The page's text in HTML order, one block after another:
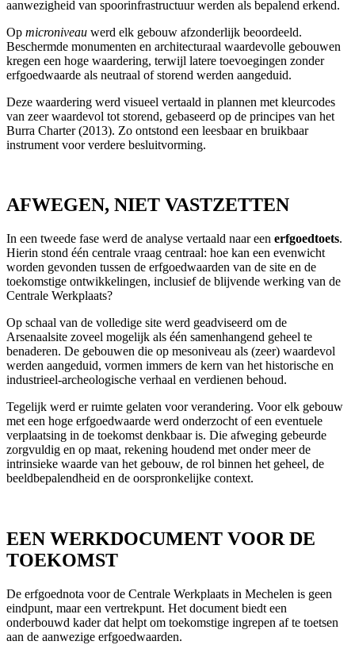
aanwezigheid van spoorinfrastructuur werden als bepalend erkend.
Op microniveau werd elk gebouw afzonderlijk beoordeeld.
Beschermde monumenten en architecturaal waardevolle gebouwen
kregen een hoge waardering, terwijl latere toevoegingen zonder
erfgoedwaarde als neutraal of storend werden aangeduid.
Deze waardering werd visueel vertaald in plannen met kleurcodes
van zeer waardevol tot storend, gebaseerd op de principes van het
Burra Charter (2013). Zo ontstond een leesbaar en bruikbaar
instrument voor verdere besluitvorming.
AFWEGEN, NIET VASTZETTEN
In een tweede fase werd de analyse vertaald naar een erfgoedtoets.
Hierin stond één centrale vraag centraal: hoe kan een evenwicht
worden gevonden tussen de erfgoedwaarden van de site en de
toekomstige ontwikkelingen, inclusief de blijvende werking van de
Centrale Werkplaats?
Op schaal van de volledige site werd geadviseerd om de
Arsenaalsite zoveel mogelijk als één samenhangend geheel te
benaderen. De gebouwen die op mesoniveau als (zeer) waardevol
werden aangeduid, vormen immers de kern van het historische en
industrieel-archeologische verhaal en verdienen behoud.
Tegelijk werd er ruimte gelaten voor verandering. Voor elk gebouw
met een hoge erfgoedwaarde werd onderzocht of een eventuele
verplaatsing in de toekomst denkbaar is. Die afweging gebeurde
zorgvuldig en op maat, rekening houdend met onder meer de
intrinsieke waarde van het gebouw, de rol binnen het geheel, de
beeldbepalendheid en de oorspronkelijke context.
EEN WERKDOCUMENT VOOR DE
TOEKOMST
De erfgoednota voor de Centrale Werkplaats in Mechelen is geen
eindpunt, maar een vertrekpunt. Het document biedt een
onderbouwd kader dat helpt om toekomstige ingrepen af te toetsen
aan de aanwezige erfgoedwaarden.